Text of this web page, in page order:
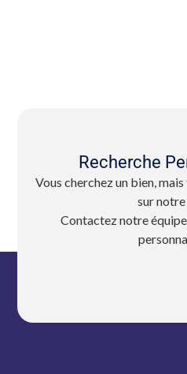
Recherche
Vous cherchez un bien,
sur notre
Contactez notre